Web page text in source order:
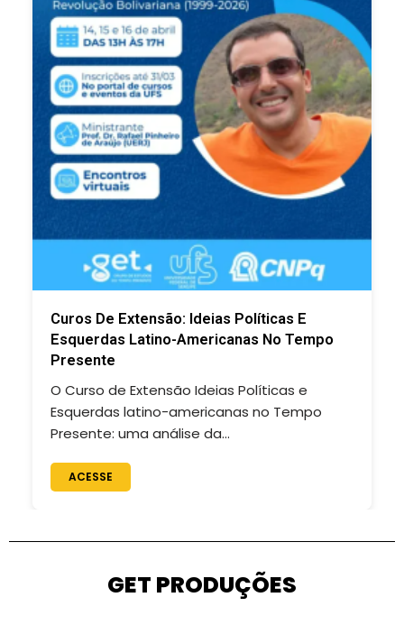
Curos De Extensão: Ideias Políticas E
Esquerdas Latino-Americanas No Tempo
Presente
O Curso de Extensão Ideias Políticas e
Esquerdas latino-americanas no Tempo
Presente: uma análise da…
ACESSE
GET PRODUÇÕES